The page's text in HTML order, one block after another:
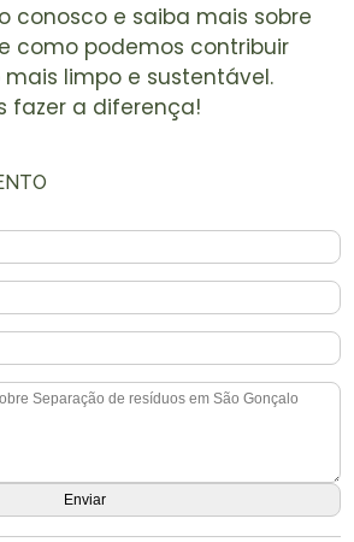
conosco e saiba mais sobre
como podemos contribuir
limpo e sustentável.
fazer a diferença!